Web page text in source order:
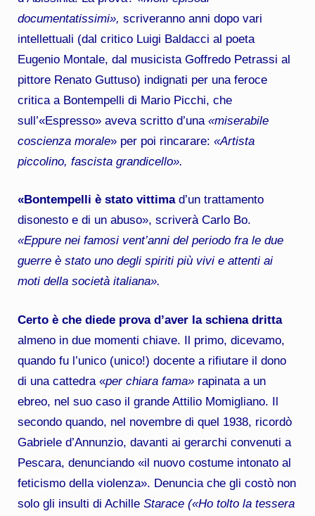
documentatissimi», scriveranno anni dopo vari
intellettuali (dal critico Luigi Baldacci al poeta
Eugenio Montale, dal musicista Goffredo Petrassi al
pittore Renato Guttuso) indignati per una feroce
critica a Bontempelli di Mario Picchi, che
sull’«Espresso» aveva scritto d’una «miserabile
coscienza morale» per poi rincarare: «Artista
piccolino, fascista grandicello».
«Bontempelli è stato vittimad’un trattamento
disonesto e di un abuso», scriverà Carlo Bo.
«Eppure nei famosi vent’anni del periodo fra le due
guerre è stato uno degli spiriti più vivi e attenti ai
moti della società italiana».
Certo è che diede prova d’aver la schiena dritta
almeno in due momenti chiave. Il primo, dicevamo,
quando fu l’unico (unico!) docente a rifiutare il dono
di una cattedra «per chiara fama»rapinata a un
ebreo, nel suo caso il grande Attilio Momigliano. Il
secondo quando, nel novembre di quel 1938, ricordò
Gabriele d’Annunzio, davanti ai gerarchi convenuti a
Pescara, denunciando «il nuovo costume intonato al
feticismo della violenza». Denuncia che gli costò non
solo gli insulti di Achille Starace («Ho tolto la tessera